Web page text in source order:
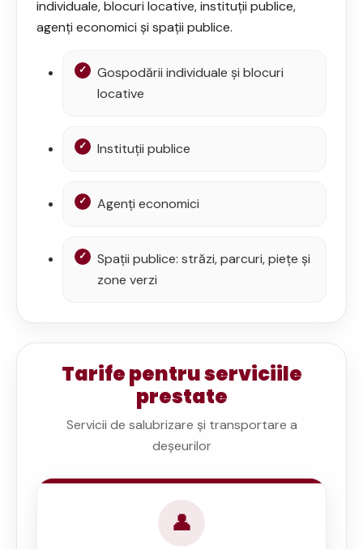
individuale, blocuri locative, instituții publice,
agenți economici și spații publice.
Gospodării individuale și blocuri
locative
Instituții publice
Agenți economici
Spații publice: străzi, parcuri, piețe și
zone verzi
Tarife pentru serviciile
prestate
Servicii de salubrizare și transportare a
deșeurilor
👤